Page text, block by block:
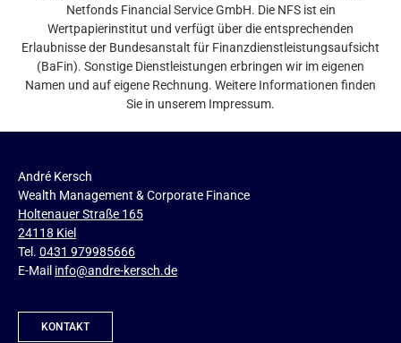
Netfonds Financial Service GmbH. Die NFS ist ein
Wertpapierinstitut und verfügt über die entsprechenden
Erlaubnisse der Bundesanstalt für Finanzdienstleistungsaufsicht
(BaFin). Sonstige Dienstleistungen erbringen wir im eigenen
Namen und auf eigene Rechnung. Weitere Informationen finden
Sie in unserem Impressum.
André Kersch
Wealth Management & Corporate Finance
Holtenauer Straße 165
24118 Kiel
Tel. 0431 979985666
E-Mail info@andre-kersch.de
KONTAKT